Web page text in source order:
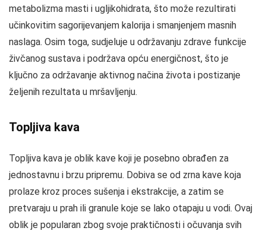
metabolizma masti i ugljikohidrata, što može rezultirati
učinkovitim sagorijevanjem kalorija i smanjenjem masnih
naslaga. Osim toga, sudjeluje u održavanju zdrave funkcije
živčanog sustava i podržava opću energičnost, što je
ključno za održavanje aktivnog načina života i postizanje
željenih rezultata u mršavljenju.
Topljiva kava
Topljiva kava je oblik kave koji je posebno obrađen za
jednostavnu i brzu pripremu. Dobiva se od zrna kave koja
prolaze kroz proces sušenja i ekstrakcije, a zatim se
pretvaraju u prah ili granule koje se lako otapaju u vodi. Ovaj
oblik je popularan zbog svoje praktičnosti i očuvanja svih